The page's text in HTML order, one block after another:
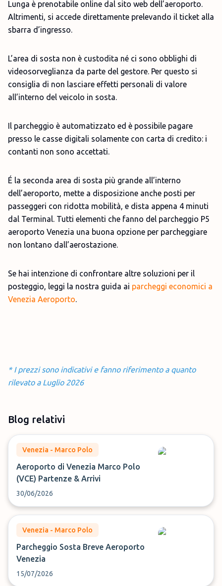
Lunga è prenotabile online dal sito web dell’aeroporto.
Altrimenti, si accede direttamente prelevando il ticket alla
sbarra d’ingresso.
L’area di sosta non è custodita né ci sono obblighi di
videosorveglianza da parte del gestore. Per questo si
consiglia di non lasciare effetti personali di valore
all’interno del veicolo in sosta.
Il parcheggio è automatizzato ed è possibile pagare
presso le casse digitali solamente con carta di credito: i
contanti non sono accettati.
É la seconda area di sosta più grande all’interno
dell’aeroporto, mette a disposizione anche posti per
passeggeri con ridotta mobilità, e dista appena 4 minuti
dal Terminal. Tutti elementi che fanno del parcheggio P5
aeroporto Venezia una buona opzione per parcheggiare
non lontano dall’aerostazione.
Se hai intenzione di confrontare altre soluzioni per il
posteggio, leggi la nostra guida ai parcheggi economici a
Venezia Aeroporto.
* I prezzi sono indicativi e fanno riferimento a quanto
rilevato a Luglio 2026
Blog relativi
Venezia - Marco Polo
Aeroporto di Venezia Marco Polo
(VCE) Partenze & Arrivi
30/06/2026
Venezia - Marco Polo
Parcheggio Sosta Breve Aeroporto
Venezia
15/07/2026